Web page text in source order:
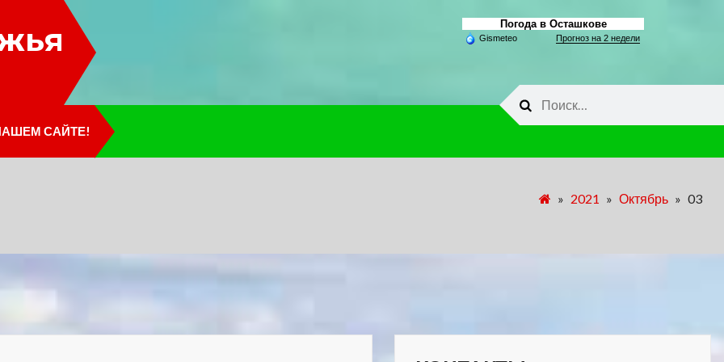
Погода в Осташкове
Gismeteo Прогноз на 2 недели
САЙТЕ!
» 2021 » Октябрь » 03